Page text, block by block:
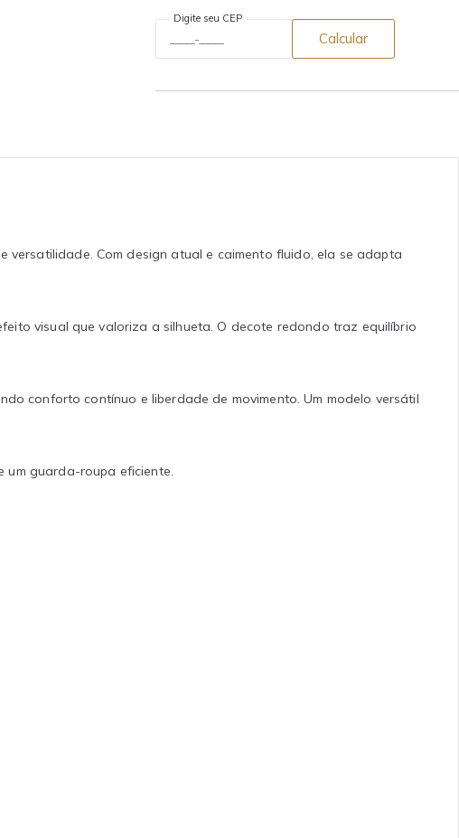
Digite seu CEP
Calcular
versatilidade. Com design atual e caimento fluido, ela se adapta
visual que valoriza a silhueta. O decote redondo traz equilíbrio
conforto contínuo e liberdade de movimento. Um modelo versátil
um guarda-roupa eficiente.